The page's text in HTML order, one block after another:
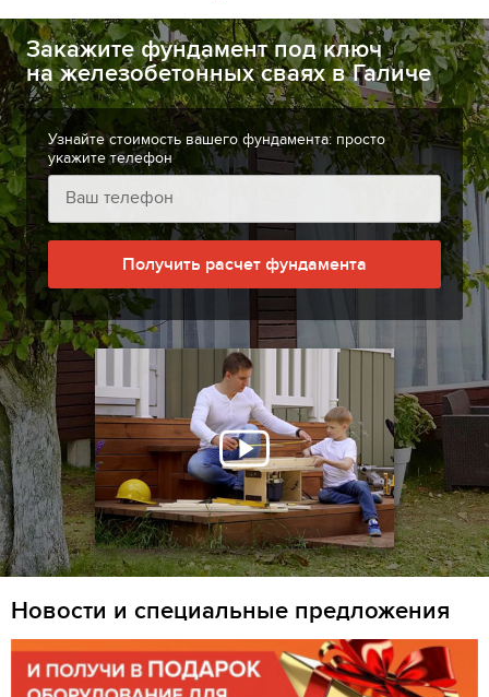
Закажите фундамент под ключ
на железобетонных сваях в Галиче
Узнайте стоимость вашего фундамента: просто
укажите телефон
Получить расчет фундамента
Новости и специальные предложения